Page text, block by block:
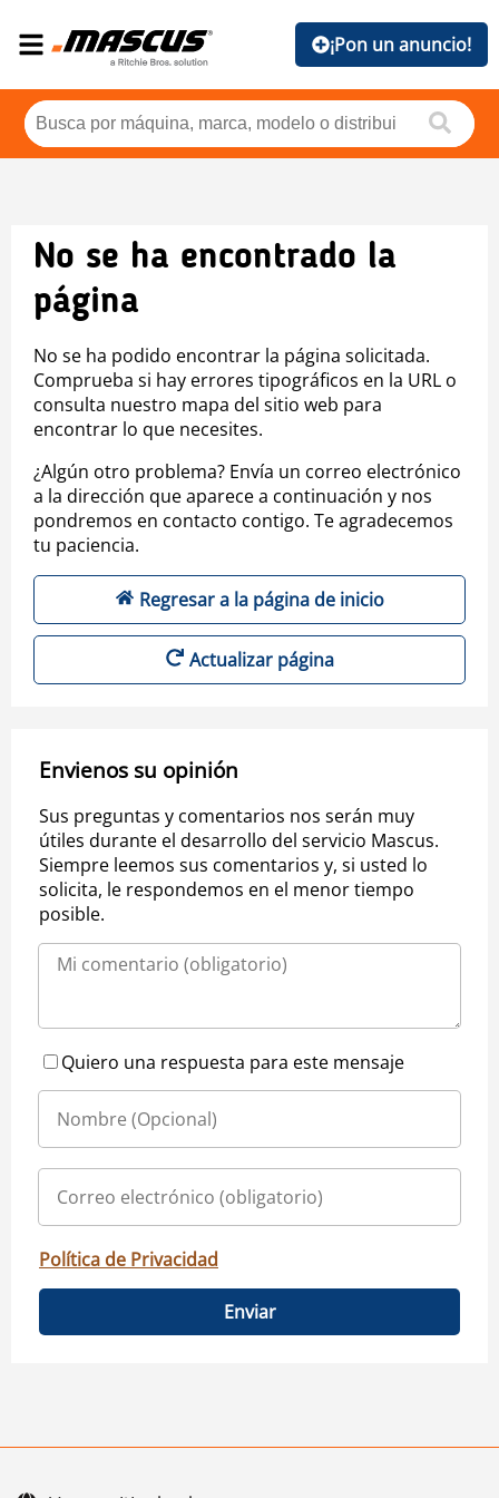
¡Pon un anuncio!
No se ha encontrado la
página
No se ha podido encontrar la página solicitada.
Comprueba si hay errores tipográficos en la URL o
consulta nuestro mapa del sitio web para
encontrar lo que necesites.
¿Algún otro problema? Envía un correo electrónico
a la dirección que aparece a continuación y nos
pondremos en contacto contigo. Te agradecemos
tu paciencia.
Regresar a la página de inicio
Actualizar página
Envienos su opinión
Sus preguntas y comentarios nos serán muy
útiles durante el desarrollo del servicio Mascus.
Siempre leemos sus comentarios y, si usted lo
solicita, le respondemos en el menor tiempo
posible.
Quiero una respuesta para este mensaje
Política de Privacidad
Enviar